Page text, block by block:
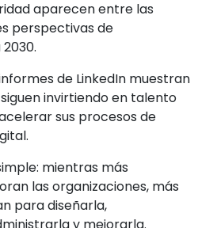
aparecen entre las
perspectivas de
de LinkedIn muestran
invirtiendo en talento
sus procesos de
mientras más
las organizaciones, más
para diseñarla,